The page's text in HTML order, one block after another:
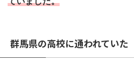
群馬県の高校に通われていた